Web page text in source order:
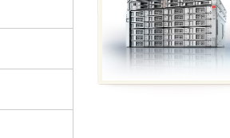
Oracle Database
Appliance X5-2